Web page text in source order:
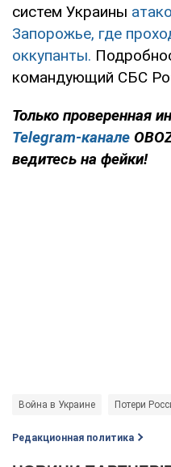
систем Украины
Запорожье, где
оккупанты.
командующий СБС
Только проверенная
Telegram-канале
ведитесь на фейки!
Война в Украине Потери
Редакционная политика